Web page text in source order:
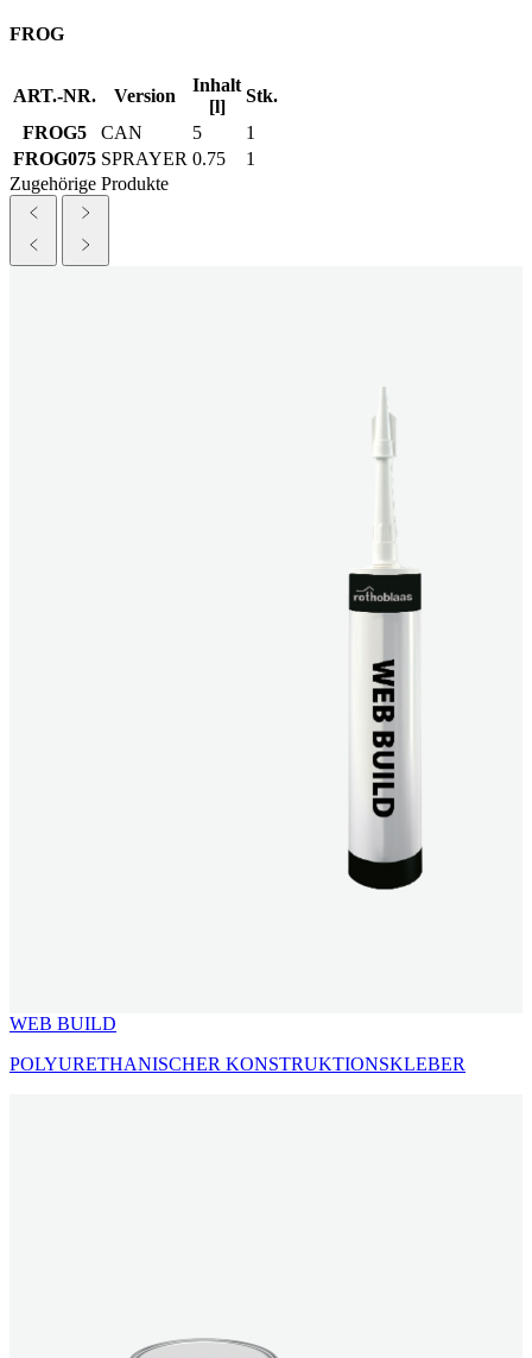
FROG
ART.-NR. Version
Inhalt
[l]
Stk.
FROG5
CAN 5
1
FROG075 SPRAYER 0.75
1
Zugehörige Produkte
WEB BUILD
POLYURETHANISCHER KONSTRUKTIONSKLEBER